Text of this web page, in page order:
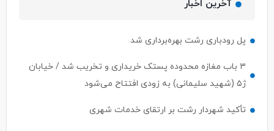
۳ باب مغازه محدوده پستک خریداری و تخریب شد / خیابان
تأکید شهردار رشت بر ارتقای خدمات شهری
ابر قهرمانان مرموز، نخستین سریال ابرقهرمانی ایران